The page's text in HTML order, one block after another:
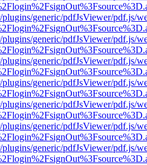
plugins/generic/pdfJsViewer/pdf.js/
plugins/generic/pdfJsViewer/pdf.js/
plugins/generic/pdfJsViewer/pdf.js/
plugins/generic/pdfJsViewer/pdf.js/
plugins/generic/pdfJsViewer/pdf.js/
plugins/generic/pdfJsViewer/pdf.js/
plugins/generic/pdfJsViewer/pdf.js/